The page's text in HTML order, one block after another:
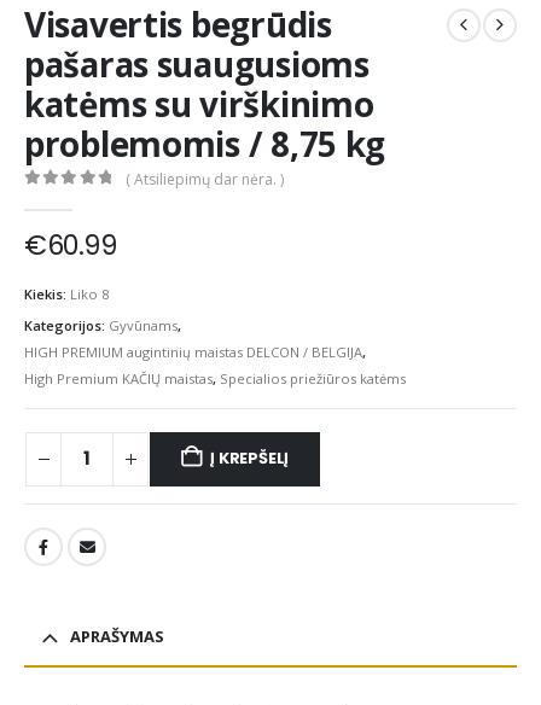
Visavertis begrūdis
pašaras suaugusioms
katėms su virškinimo
problemomis / 8,75 kg
( Atsiliepimų dar nėra. )
€60.99
Kiekis: Liko 8
Kategorijos: Gyvūnams,
HIGH PREMIUM augintinių maistas DELCON / BELGIJA,
High Premium KAČIŲ maistas, Specialios priežiūros katėms
Į KREPŠELĮ
APRAŠYMAS